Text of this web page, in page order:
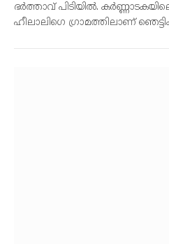
ഭര്‍ത്താവ് പിടിയില്‍.
ഹീലാലിഗെ ഗ്രാമത്തിലാണ്